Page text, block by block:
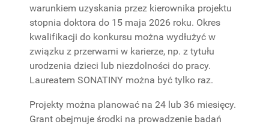
warunkiem uzyskania przez kierownika projektu
stopnia doktora do 15 maja 2026 roku. Okres
kwalifikacji do konkursu można wydłużyć w
związku z przerwami w karierze, np. z tytułu
urodzenia dzieci lub niezdolności do pracy.
Laureatem SONATINY można być tylko raz.
Projekty można planować na 24 lub 36 miesięcy.
Grant obejmuje środki na prowadzenie badań